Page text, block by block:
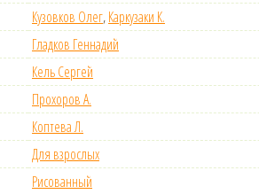
Кузовков Олег,Каркузаки К.
Гладков Геннадий
Кель Сергей
Прохоров А.
Коптева Л.
Для взрослых
Рисованный